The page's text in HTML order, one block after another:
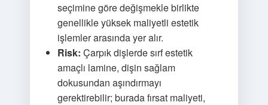
seçimine göre değişmekle birlikte
genellikle yüksek maliyetli estetik
işlemler arasında yer alır.
Risk: Çarpık dişlerde sırf estetik
amaçlı lamine, dişin sağlam
dokusundan aşındırmayı
gerektirebilir; burada fırsat maliyeti,